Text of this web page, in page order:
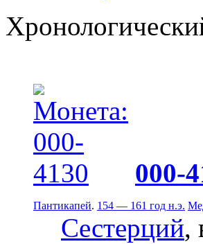
000-
Пантикапей. 154 — 161 год н.э.
Сестерций,